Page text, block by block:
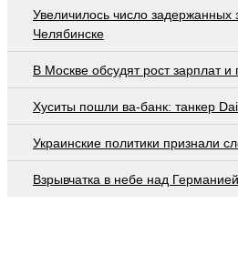
Увеличилось число задержанных
Челябинске
В Москве обсудят рост зарплат и
Хуситы пошли ва-банк: танкер
Украинские политики признали
Взрывчатка в небе над